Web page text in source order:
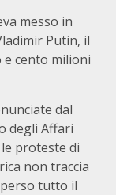
messo in
Putin, il
cento milioni
dal
degli Affari
proteste di
non traccia
tutto il